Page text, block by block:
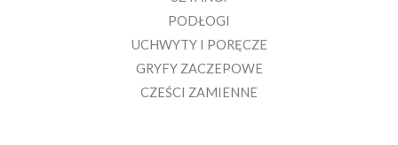
PODŁOGI
UCHWYTY I PORĘCZE
GRYFY ZACZEPOWE
CZEŚCI ZAMIENNE